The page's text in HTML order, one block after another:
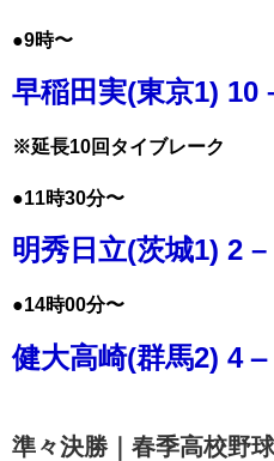
●9時〜
早稲田実(東京1) 10
※延長10回タイブレーク
●11時30分〜
明秀日立(茨城1) 2
●14時00分〜
健大高崎(群馬2) 4–
準々決勝｜春季高校野球